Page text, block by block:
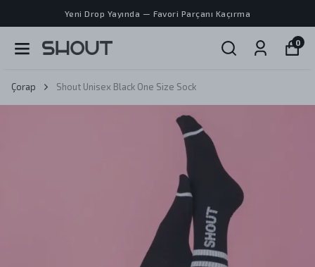
Yeni Drop Yayında — Favori Parçanı Kaçırma
0
Çorap Shout Unisex Black One Size Sock